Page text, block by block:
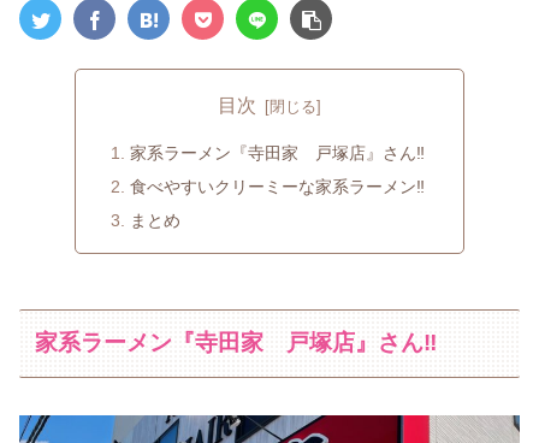
目次
家系ラーメン『寺田家 戸塚店』さん‼
食べやすいクリーミーな家系ラーメン‼
まとめ
家系ラーメン『寺田家 戸塚店』さん‼